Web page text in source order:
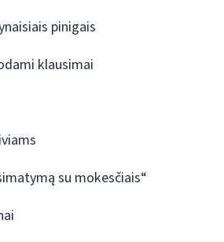
pinigais
klausimai
su mokesčiais“